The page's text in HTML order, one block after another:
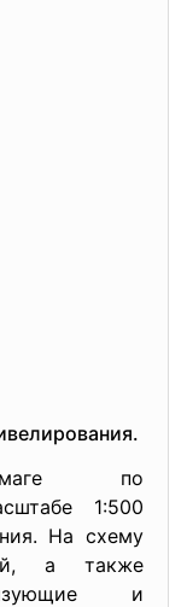
по
1:500
На схему
а также
и